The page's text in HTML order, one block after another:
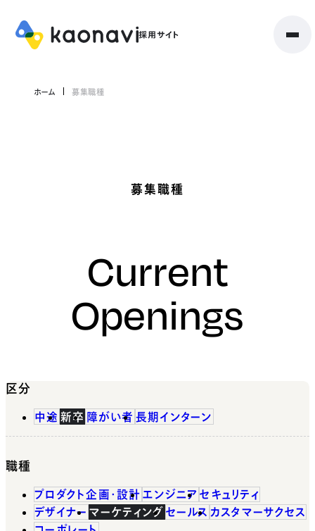
ホーム 募集職種
募集職種
Current
Openings
区分
中途 新卒 障がい者 長期インターン
職種
プロダクト企画・設計 エンジニア セキュリティ
デザイナー マーケティング セールス カスタマーサクセス